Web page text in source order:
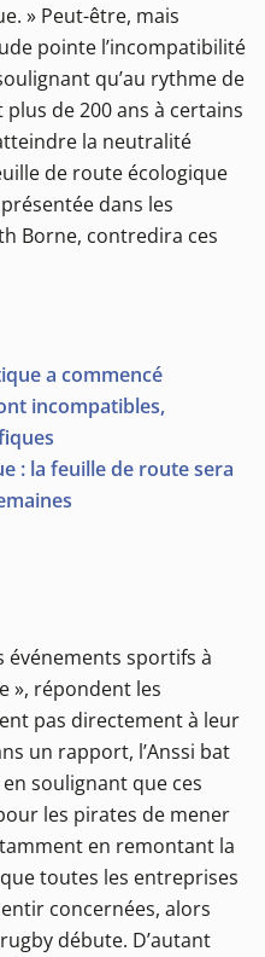
» Peut-être, mais
pointe l’incompatibilité
qu’au rythme de
de 200 ans à certains
la neutralité
de route écologique
dans les
Borne, contredira ces
a commencé
incompatibles,
: la feuille de route sera
événements sportifs à
», répondent les
pas directement à leur
un rapport, l’Anssi bat
soulignant que ces
les pirates de mener
en remontant la
toutes les entreprises
concernées, alors
débute. D’autant